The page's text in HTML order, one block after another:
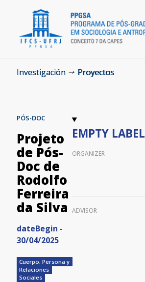
Investigación Proyectos
PÓS-DOC
Projeto
de Pós-
Doc de
Rodolfo
Ferreira
da Silva
dateBegin -
30/04/2025
Cuerpo, Persona y
Relaciones
Sociales
EMPTY LABEL
ORGANIZER
ADVISOR